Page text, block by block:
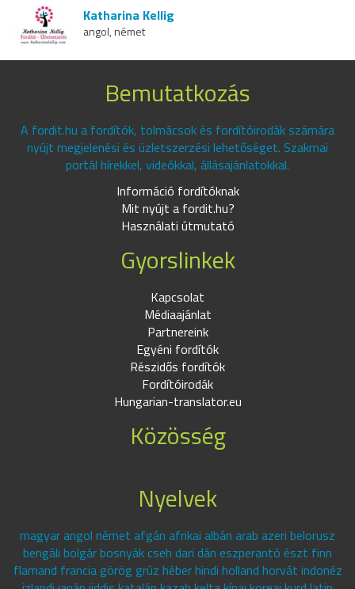
Katharina Kellig
angol, német
Bemutatkozás
A fordit.hu a fordítók, tolmácsok és fordítóirodák számára
nyújt megjelenési és üzletszerzési lehetőséget. Szakmai
portál hírekkel, videókkal, állásajánlatokkal.
Információ fordítóknak
Mit nyújt a fordit.hu?
Használati útmutató
Gyorslinkek
Kapcsolat
Médiaajánlat
Partnereink
Egyéni fordítók
Részidős fordítók
Fordítóirodák
Hungarian-translator.eu
Közösség
Nyelvek
magyar angol német afgán afrikai albán arab azeri belorusz
bengáli bolgár bosnyák cseh dari dán eszperantó észt finn
flamand francia görög grúz héber hindi holland horvát indonéz